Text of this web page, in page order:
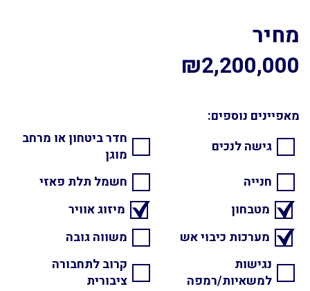
מחיר
₪2,200,000
מאפיינים נוספים:
גישה לנכים
חדר ביטחון או מרחב
מוגן
חנייה
חשמל תלת פאזי
מטבחון
מיזוג אוויר
מערכות כיבוי אש
משווה גובה
נגישות
למשאיות/רמפה
קרוב לתחבורה
ציבורית